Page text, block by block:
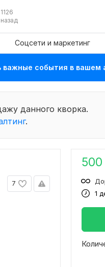
Соцсети и маркетинг
события в вашем
данного кворка.
.
7
500
1